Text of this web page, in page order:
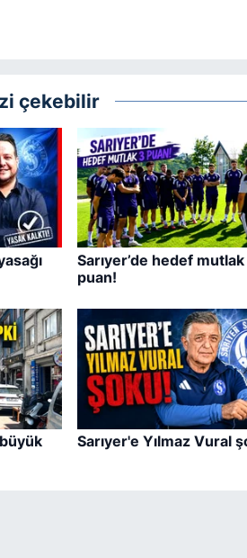
çekebilir
Sarıyer’de hedef
puan!
büyük
Sarıyer'e Yılmaz Vural